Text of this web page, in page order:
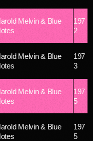
Melvin & Blue
197
2
Melvin & Blue
197
3
Melvin & Blue
197
5
Melvin & Blue
197
5